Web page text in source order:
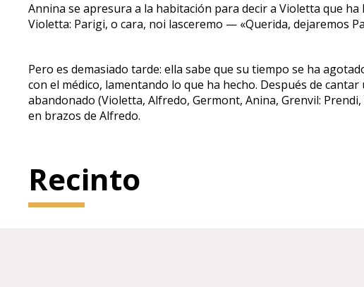
Annina se apresura a la habitación para decir a Violetta que
Violetta: Parigi, o cara, noi lasceremo — «Querida, dejaremos
Pero es demasiado tarde: ella sabe que su tiempo se ha
con el médico, lamentando lo que ha hecho. Después de
abandonado (Violetta, Alfredo, Germont, Anina, Grenvil:
en brazos de Alfredo.
Recinto